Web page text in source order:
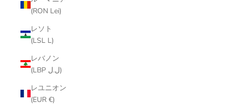
(RON Lei)
レソト
(LSL L)
レバノン
(LBP ل.ل)
レユニオン
(EUR €)